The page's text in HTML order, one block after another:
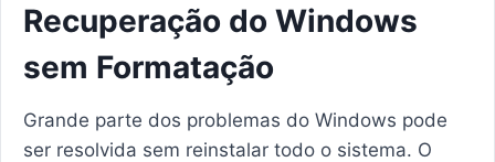
Recuperação do Windows
sem Formatação
Grande parte dos problemas do Windows pode
ser resolvida sem reinstalar todo o sistema. O